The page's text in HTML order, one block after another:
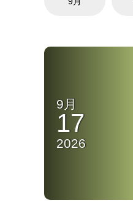
9月
17
2026